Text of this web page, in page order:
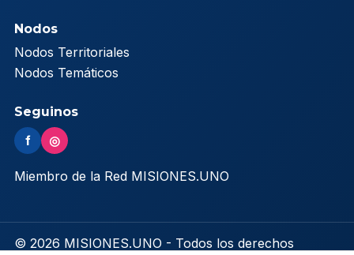
Nodos
Nodos Territoriales
Nodos Temáticos
Seguinos
f ◎
Miembro de la Red MISIONES.UNO
© 2026 MISIONES.UNO - Todos los derechos